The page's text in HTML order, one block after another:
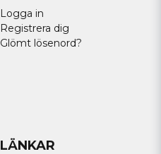
Logga in
Registrera dig
Glömt lösenord?
LÄNKAR